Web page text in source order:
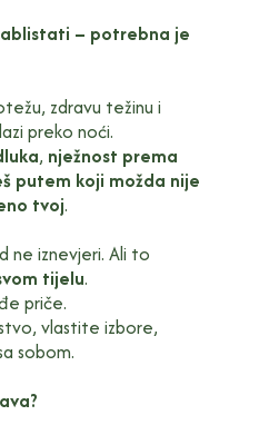
– potrebna je
zdravu težinu i
preko noći.
, nježnost prema
putem koji možda nije
tvoj.
ne iznevjeri. Ali to
tijelu.
priče.
vlastite izbore,
sobom.